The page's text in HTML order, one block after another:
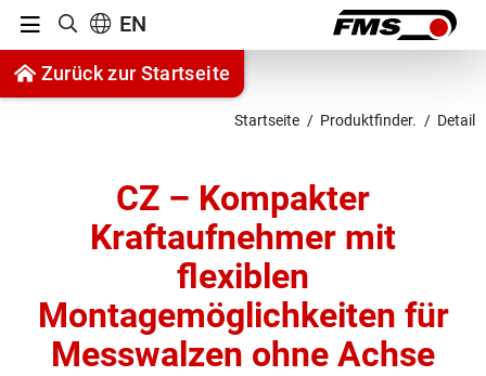
Zur Navigation springen
Menu
Suche anzeigen
EN
Zurück zur Startseite
Startseite Produktfinder. Detail
CZ – Kompakter
Kraftaufnehmer mit
flexiblen
Montagemöglichkeiten für
Messwalzen ohne Achse